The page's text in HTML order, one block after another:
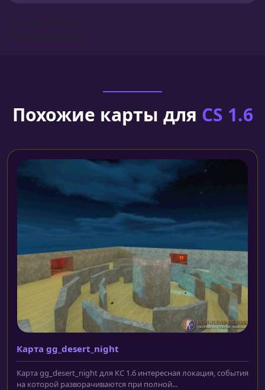
Похожие карты для CS 1.6
Карта gg_desert_night
Карта gg_desert_night для КС 1.6 интересная локация, события
на которой разворачиваются при полной...